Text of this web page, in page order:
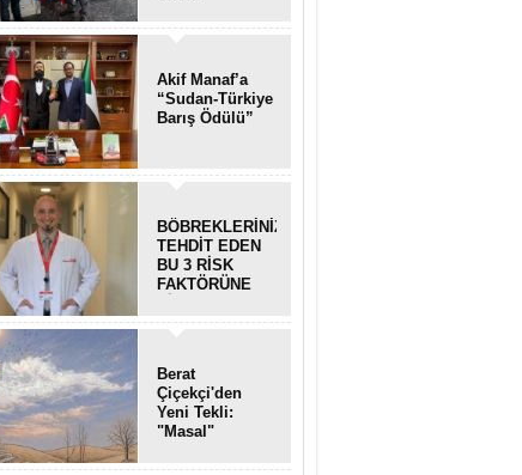
anlamlı ziyaret
Akif Manaf’a
“Sudan-Türkiye
Barış Ödülü”
BÖBREKLERİNİZİ
TEHDİT EDEN
BU 3 RİSK
FAKTÖRÜNE
Berat
Çiçekçi'den
Yeni Tekli:
"Masal"